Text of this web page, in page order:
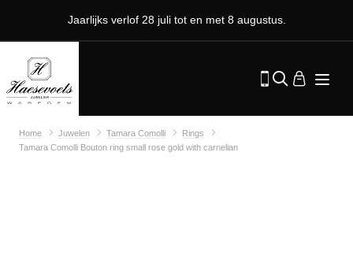
Jaarlijks verlof 28 juli tot en met 8 augustus.
Home Juwelen Tamara Comolli
Rings
Tamara Comolli Bouton ring small rose gold with carnelian